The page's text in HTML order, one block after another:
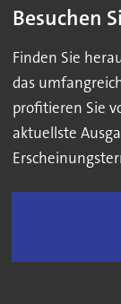
Besuchen
Finden Sie
das
profitieren Sie
aktuellste